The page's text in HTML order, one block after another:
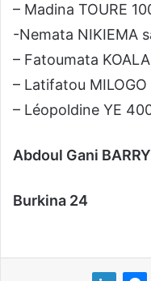
– Madina TOURE
-Nemata NIKIEMA
– Fatoumata
– Latifatou
– Léopoldine YE
Abdoul Gani BARRY
Burkina 24